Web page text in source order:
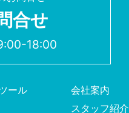
合せ
18:00
ール
会社案内
スタッフ紹介